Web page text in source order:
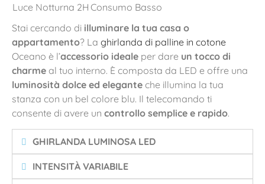
Luce Notturna 2H Consumo Basso
Stai cercando di illuminare la tua casa o
appartamento? La ghirlanda di palline in cotone
Oceano è l’accessorio ideale per dare un tocco di
charme al tuo interno. È composta da LED e offre una
luminosità dolce ed elegante che illumina la tua
stanza con un bel colore blu. Il telecomando ti
consente di avere un controllo semplice e rapido.
GHIRLANDA LUMINOSA LED
INTENSITÀ VARIABILE